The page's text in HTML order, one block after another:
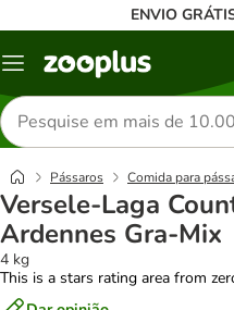
ENVIO
Menu
Pesquisar
produtos
Pássaros Comida para
Versele-Laga
Ardennes Gra-Mix
4 kg
This is a stars rating area from